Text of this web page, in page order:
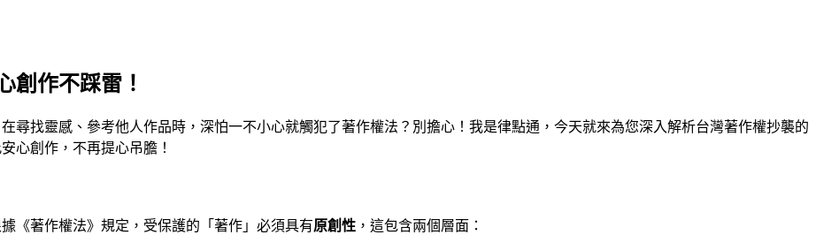
創作不踩雷！
尋找靈感、參考他人作品時，深怕一不小心就觸犯了著作權法？別擔心！我是律點通，今天就來為您深入解析台灣著作權抄襲的
心創作，不再提心吊膽！
《著作權法》規定，受保護的「著作」必須具有原創性 ，這包含兩個層面：